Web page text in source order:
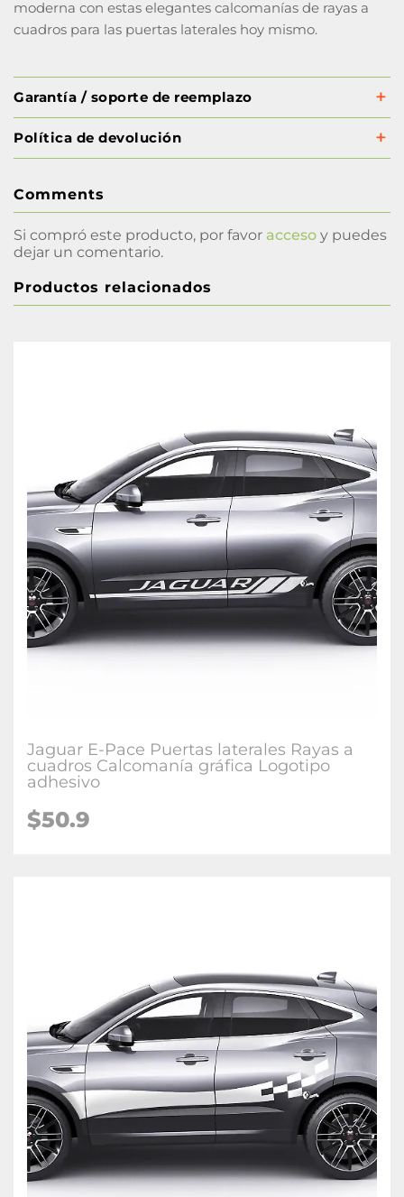
moderna con estas elegantes calcomanías de rayas a
cuadros para las puertas laterales hoy mismo.
Garantía / soporte de reemplazo
Política de devolución
Comments
Si compró este producto, por favor acceso y puedes
dejar un comentario.
Productos relacionados
Jaguar E-Pace Puertas laterales Rayas a
cuadros Calcomanía gráfica Logotipo
adhesivo
$50.9